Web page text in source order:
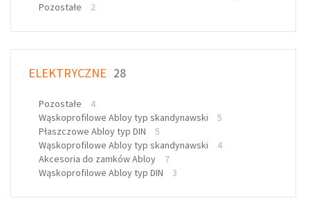
Pozostałe
2
ELEKTRYCZNE 28
Pozostałe
4
Wąskoprofilowe Abloy typ skandynawski
5
Płaszczowe Abloy typ DIN
5
Wąskoprofilowe Abloy typ skandynawski
4
Akcesoria do zamków Abloy
7
Wąskoprofilowe Abloy typ DIN
3